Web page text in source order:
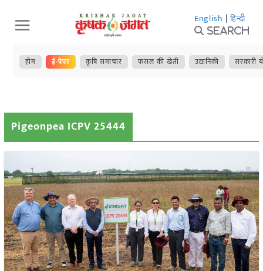
Skip
to
content
English | हिन्दी
Search
होम ई-पेपर कृषि समाचार फसल की खेती उद्यानिकी सरकारी
Pigeonpea ICPV 25444